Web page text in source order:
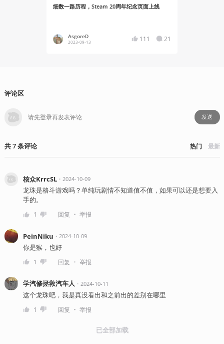
细数一路历程，Steam 20周年纪念页面上线
AsgoreD
2023-09-13 111 21
评论区
发送
共7条评论 热门 最新
核众KrrcSL・ 2024-10-09
龙珠是格斗游戏吗？单纯玩剧情不知道值不值，如果可以还是想要入
手的。
1 回复 ・ 举报
PeinNiku ・ 2024-10-09
你是猴，也好
1 回复 ・ 举报
学汽修拯救汽车人 ・ 2024-10-11
这个龙珠吧，我是真没看出和之前出的差别在哪里
1 回复 ・ 举报
已全部加载